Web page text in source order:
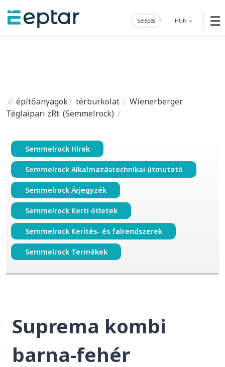
☰
HUN
belépés
építőanyagok térburkolat
Wienerberger
Téglaipari zRt. (Semmelrock)
Semmelrock Hírek
Semmelrock Alkalmazástechnikai útmutató
Semmelrock Árjegyzék
Semmelrock Kerti ötletek
Semmelrock Kerítés- és falrendszerek
Semmelrock Termékek
Suprema kombi
barna-fehér